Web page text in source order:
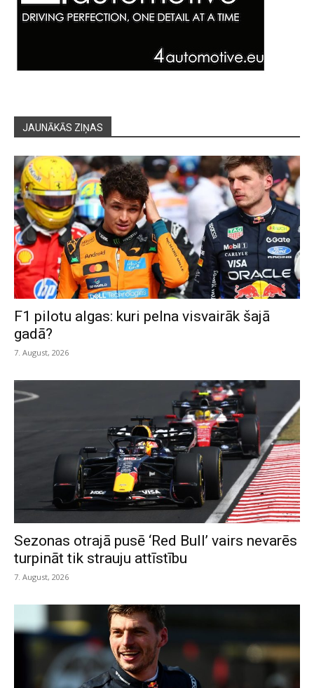
JAUNĀKĀS ZIŅAS
F1 pilotu algas: kuri pelna visvairāk šajā
gadā?
7. August, 2026
Sezonas otrajā pusē ‘Red Bull’ vairs nevarēs
turpināt tik strauju attīstību
7. August, 2026